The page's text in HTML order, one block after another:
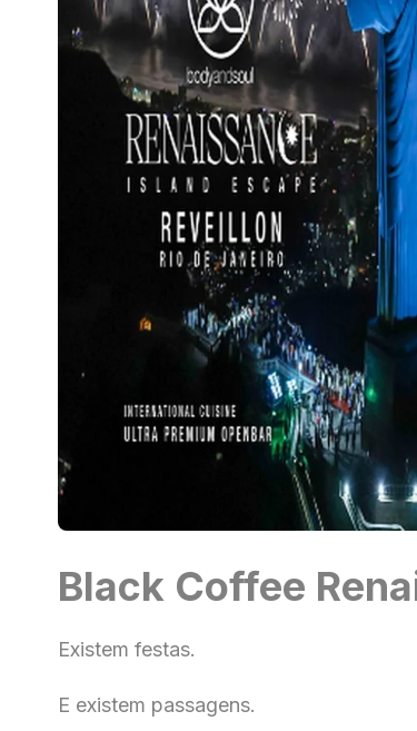
Black Coffee
Existem festas.
E existem passagens.